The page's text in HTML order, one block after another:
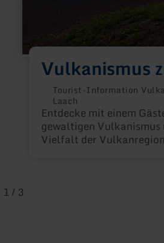
Vulkanismus
Tourist-Information
Laach
Entdecke mit einem
gewaltigen
Vielfalt der
1/ 3